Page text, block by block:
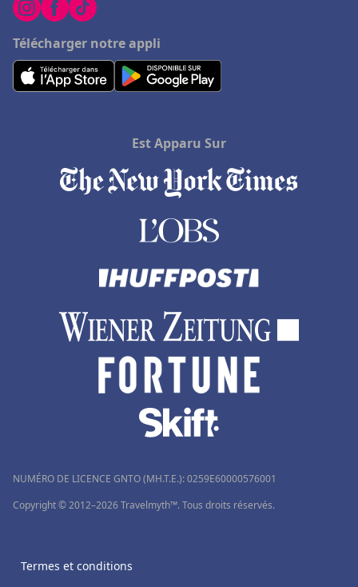
Télécharger notre appli
Est Apparu Sur
NUMÉRO DE LICENCE GNTO (MH.T.E.): 0259Ε60000576001
Copyright © 2012–2026 Travelmyth™. Tous droits réservés.
Termes et conditions